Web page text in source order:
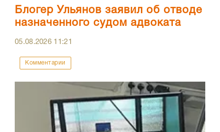
Блогер Ульянов заявил об отводе
назначенного судом адвоката
05.08.2026 11:21
Комментарии